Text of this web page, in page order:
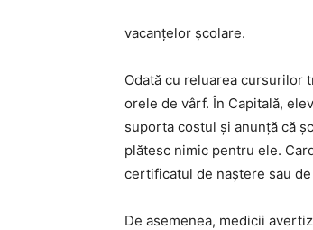
vacanţelor şcolare.
Odată cu reluarea cursurilor
orele de vârf. În Capitală,
suporta costul şi anunţă că
plătesc nimic pentru ele.
certificatul de naştere sau
De asemenea, medicii